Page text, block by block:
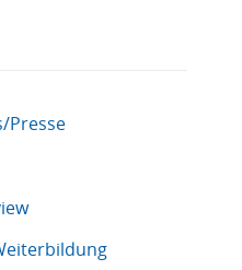
Presse